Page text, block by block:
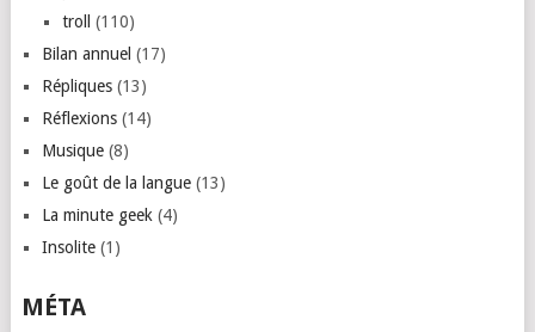
troll
(110)
Bilan annuel (17)
Répliques(13)
Réflexions(14)
Musique(8)
Le goût de la langue(13)
La minute geek (4)
Insolite(1)
MÉTA